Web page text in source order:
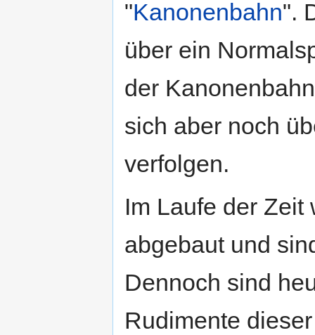
"Kanonenbahn".
über ein
der
sich aber noch
verfolgen.
Im Laufe der
abgebaut und
Dennoch sind
Rudimente